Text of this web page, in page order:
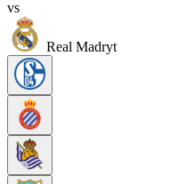
vs
Real Madryt